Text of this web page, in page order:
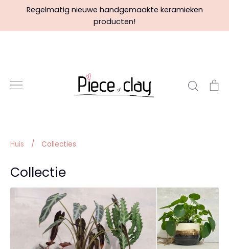
Verder
inhoud
Regelmatig nieuwe handgemaakte keramieken
producten!
Huis / Collecties
Collectie